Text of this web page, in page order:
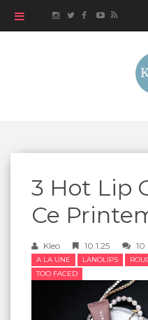
3 Hot Lip
Ce
Kleo 10.1.25 10
A LA UNE LANOLIPS
TOO FACED